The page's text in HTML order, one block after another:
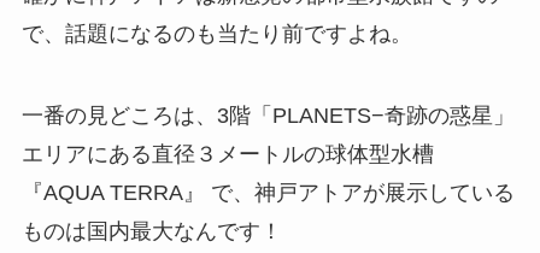
で、話題になるのも当たり前ですよね。
一番の見どころは、3階「PLANETS−奇跡の惑星」
エリアにある直径３メートルの球体型水槽
『AQUA TERRA』 で、神戸アトアが展示している
ものは国内最大なんです！